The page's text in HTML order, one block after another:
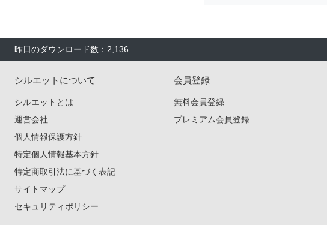
昨日のダウンロード数：2,136
シルエットについて
シルエットとは
運営会社
個人情報保護方針
特定個人情報基本方針
特定商取引法に基づく表記
サイトマップ
セキュリティポリシー
会員登録
無料会員登録
プレミアム会員登録